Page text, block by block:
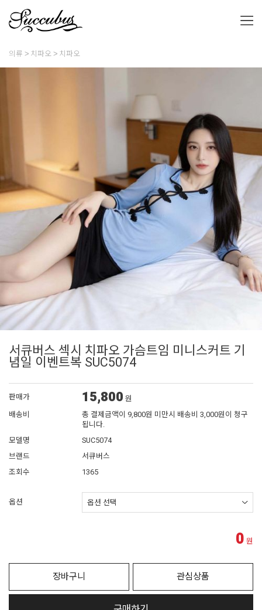
의류 치파오 치파오
서큐버스 섹시 치파오 가슴트임 미니스커트 기
념일 이벤트복 SUC5074
판매가 15,800 원
배송비
총 결제금액이 9,800원 미만시 배송비 3,000원이 청구
됩니다.
모델명
SUC5074
브랜드
서큐버스
조회수
1365
옵션
0 원
장바구니 관심상품